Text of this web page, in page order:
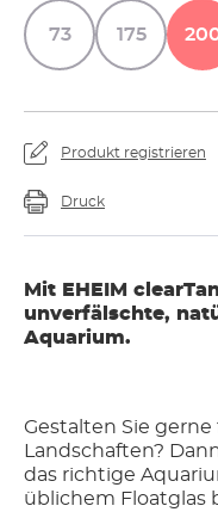
73 175
Produkt registrieren
Druck
Mit EHEIM
unverfälschte,
Aquarium.
Gestalten Sie
Landschaften?
das richtige
üblichem Floatglas